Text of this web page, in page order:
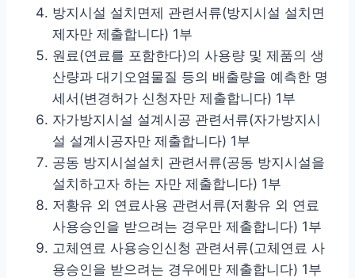
방지시설 설치면제 관련서류(방지시설 설치면
제자만 제출합니다) 1부
원료(연료를 포함한다)의 사용량 및 제품의 생
산량과 대기오염물질 등의 배출량을 예측한 명
세서(변경허가 신청자만 제출합니다) 1부
자가방지시설 설계시공 관련서류(자가방지시
설 설계시공자만 제출합니다) 1부
공동 방지시설설치 관련서류(공동 방지시설을
설치하고자 하는 자만 제출합니다) 1부
저황유 외 연료사용 관련서류(저황유 외 연료
사용승인을 받으려는 경우만 제출합니다) 1부
고체연료 사용승인신청 관련서류(고체연료 사
용승인을 받으려는 경우에만 제출합니다) 1부